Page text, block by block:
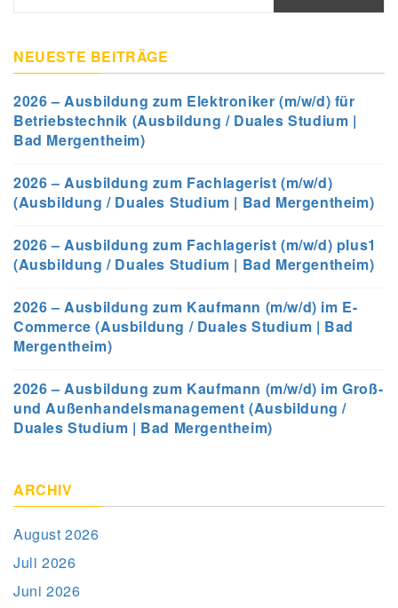
NEUESTE BEITRÄGE
2026 – Ausbildung zum Elektroniker (m/w/d) für
Betriebstechnik (Ausbildung / Duales Studium |
Bad Mergentheim)
2026 – Ausbildung zum Fachlagerist (m/w/d)
(Ausbildung / Duales Studium | Bad Mergentheim)
2026 – Ausbildung zum Fachlagerist (m/w/d) plus1
(Ausbildung / Duales Studium | Bad Mergentheim)
2026 – Ausbildung zum Kaufmann (m/w/d) im E-
Commerce (Ausbildung / Duales Studium | Bad
Mergentheim)
2026 – Ausbildung zum Kaufmann (m/w/d) im Groß-
und Außenhandelsmanagement (Ausbildung /
Duales Studium | Bad Mergentheim)
ARCHIV
August 2026
Juli 2026
Juni 2026